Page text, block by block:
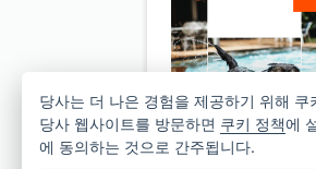
당사는 더 나은 경험을 제공하기 위해 쿠
당사 웹사이트를 방문하면 쿠키 정책에
에 동의하는 것으로 간주됩니다.